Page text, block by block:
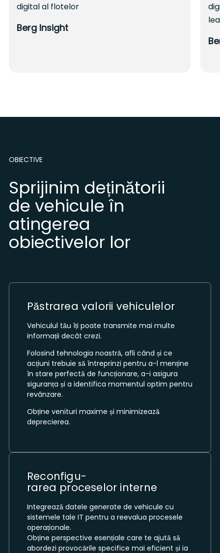
digital al flotelor
Berg Insight
OBIECTIVE
Sprijinim deținătorii
de vehicule în
atingerea
obiectivelor lor
Păstrarea valorii vehiculelor
Vehiculul tău îți poate transmite mai multe
informații decât crezi.
Folosind tehnologia noastră, afli când și ce
acțiuni trebuie să întreprinzi pentru a-l menține
în stare perfectă de funcționare, a-i asigura
siguranța și a identifica momentul optim pentru
revânzare.
Obține venituri maxime și minimizează
deprecierea.
Reconfigu-
rarea proceselor interne
Integrează datele generate de vehicule cu
sistemele tale IT pentru a reevalua procesele
operaționale.
Obține perspective esențiale care te ajută să
abordezi provocările specifice mai eficient și ia